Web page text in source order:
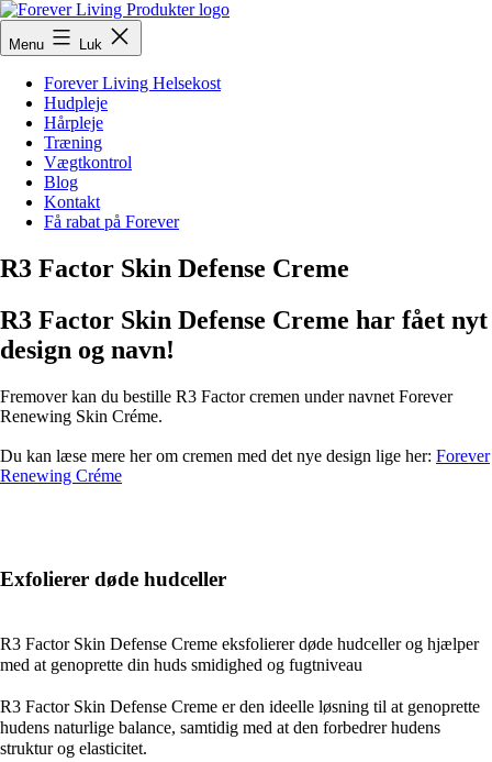
Fortsæt
til
indhold
ForeverLivingProdukter
Menu Luk
Forever Living Helsekost
Hudpleje
Hårpleje
Træning
Vægtkontrol
Blog
Kontakt
Få rabat på Forever
R3 Factor Skin Defense Creme
R3 Factor Skin Defense Creme har fået nyt
design og navn!
Fremover kan du bestille R3 Factor cremen under navnet Forever
Renewing Skin Créme.
Du kan læse mere her om cremen med det nye design lige her: Forever
Renewing Créme
Exfolierer døde hudceller
R3 Factor Skin Defense Creme eksfolierer døde hudceller og hjælper
med at genoprette din huds smidighed og fugtniveau
R3 Factor Skin Defense Creme er den ideelle løsning til at genoprette
hudens naturlige balance, samtidig med at den forbedrer hudens
struktur og elasticitet.